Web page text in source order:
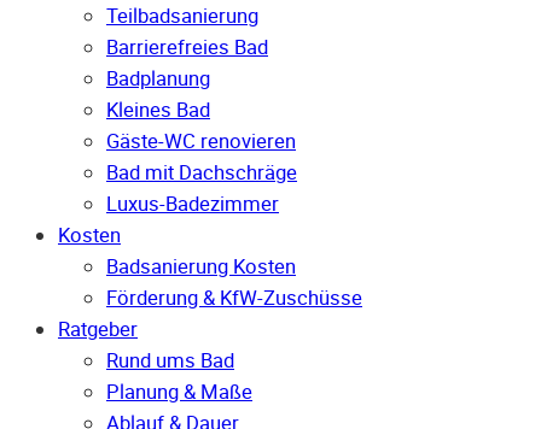
Teilbadsanierung
Barrierefreies Bad
Badplanung
Kleines Bad
Gäste-WC renovieren
Bad mit Dachschräge
Luxus-Badezimmer
Kosten
Badsanierung Kosten
Förderung & KfW-Zuschüsse
Ratgeber
Rund ums Bad
Planung & Maße
Ablauf & Dauer